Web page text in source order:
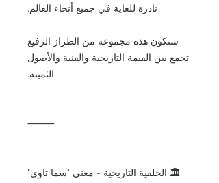
نادرة للغاية في جميع أنحاء العالم.
ستكون هذه مجموعة من الطراز الرفيع
تجمع بين القيمة التاريخية والفنية والأصول
الثمينة.
⸻
🏛️ الخلفية التاريخية - معنى "سما تاوي"